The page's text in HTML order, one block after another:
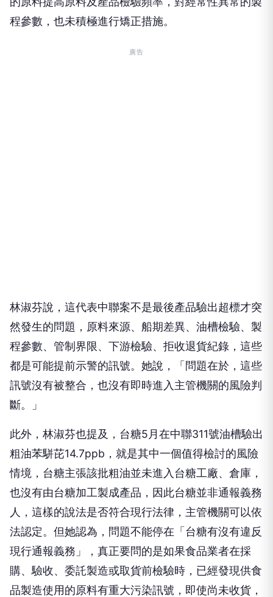
程參數，也未積極進行矯正措施。
廣告
林淑芬說，這代表中聯案不是最後產品驗出超標才突
然發生的問題，原料來源、船期差異、油槽檢驗、製
程參數、管制界限、下游檢驗、拒收退貨紀錄，這些
都是可能提前示警的訊號。她說，「問題在於，這些
訊號沒有被整合，也沒有即時進入主管機關的風險判
斷。」
此外，林淑芬也提及，台糖5月在中聯311號油槽驗出
粗油苯駢芘14.7ppb，就是其中一個值得檢討的風險
情境，台糖主張該批粗油並未進入台糖工廠、倉庫，
也沒有由台糖加工製成產品，因此台糖並非通報義務
人，這樣的說法是否符合現行法律，主管機關可以依
法認定。但她認為，問題不能停在「台糖有沒有違反
現行通報義務」，真正要問的是如果食品業者在採
購、驗收、委託製造或取貨前檢驗時，已經發現供食
品製造使用的原料有重大污染訊號，即使尚未收貨，